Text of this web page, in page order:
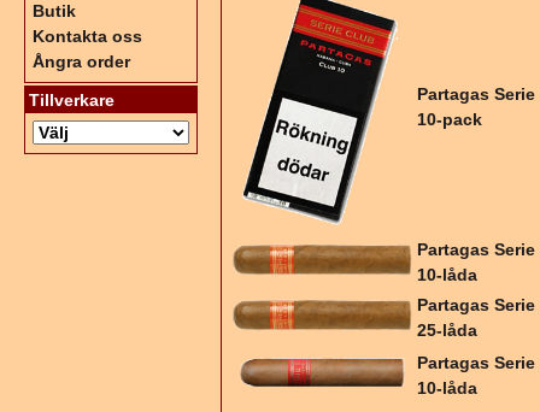
Partagas
10-pack
Partagas Serie
10-låda
Partagas Serie
25-låda
Partagas Serie
10-låda
Butik
Kontakta oss
Ångra order
Tillverkare